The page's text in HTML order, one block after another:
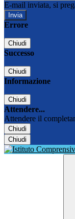
E-mail inviata, si
Errore
Chiudi
Successo
Chiudi
Informazione
Chiudi
Attendere...
Attendere il
Chiudi
Chiudi